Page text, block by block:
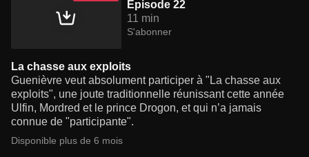
Episode 22
11 min
S'abonner
La chasse aux exploits
Guenièvre veut absolument participer à "La chasse aux
exploits", une joute traditionnelle réunissant cette année
Ulfin, Mordred et le prince Drogon, et qui n’a jamais
connue de "participante".
Disponible plus de 6 mois